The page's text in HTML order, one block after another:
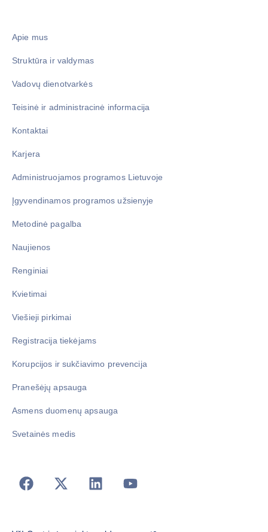
Apie mus
Struktūra ir valdymas
Vadovų dienotvarkės
Teisinė ir administracinė informacija
Kontaktai
Karjera
Administruojamos programos Lietuvoje
Įgyvendinamos programos užsienyje
Metodinė pagalba
Naujienos
Renginiai
Kvietimai
Viešieji pirkimai
Registracija tiekėjams
Korupcijos ir sukčiavimo prevencija
Pranešėjų apsauga
Asmens duomenų apsauga
Svetainės medis